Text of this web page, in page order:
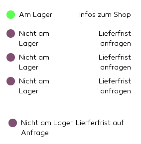
Am Lager Infos zum Shop
Nicht am
Lager
Lieferfrist
anfragen
Nicht am
Lager
Lieferfrist
anfragen
Nicht am
Lager
Lieferfrist
anfragen
Nicht am Lager, Lierferfrist auf
Anfrage